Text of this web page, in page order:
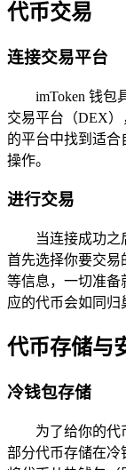
代币交易
连接交易平台
imToken 钱包
交易平台（DEX
的平台中找到适
操作。
进行交易
当连接成功之
首先选择你要交易
等信息，一切准备
应的代币会如同归
代币存储与
冷钱包存储
为了给你的代
部分代币存储在冷